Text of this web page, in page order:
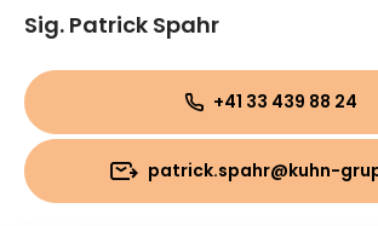
Sig. Patrick Spahr
+41 33 439 88 24
patrick.spahr@kuhn-